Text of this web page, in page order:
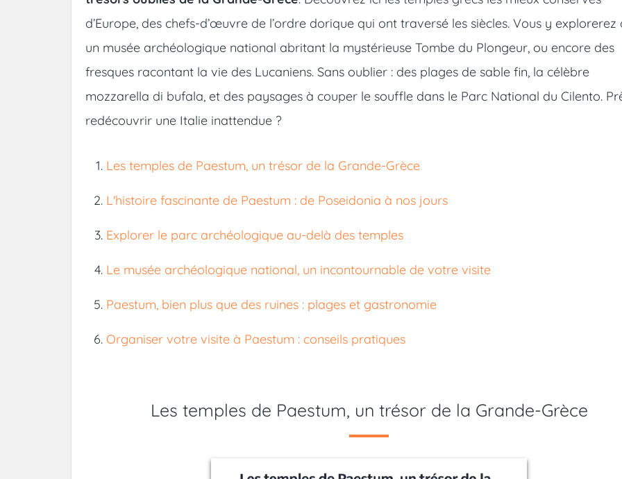
d’Europe, des chefs-d’œuvre de l’ordre dorique qui ont traversé les siècles. Vous y explorerez
un musée archéologique national abritant la mystérieuse Tombe du Plongeur, ou encore des
fresques racontant la vie des Lucaniens. Sans oublier : des plages de sable fin, la célèbre
mozzarella di bufala, et des paysages à couper le souffle dans le Parc National du Cilento.
redécouvrir une Italie inattendue ?
Les temples de Paestum, un trésor de la Grande-Grèce
L'histoire fascinante de Paestum : de Poseidonia à nos jours
Explorer le parc archéologique au-delà des temples
Le musée archéologique national, un incontournable de votre visite
Paestum, bien plus que des ruines : plages et gastronomie
Organiser votre visite à Paestum : conseils pratiques
Les temples de Paestum, un trésor de la Grande-Grèce